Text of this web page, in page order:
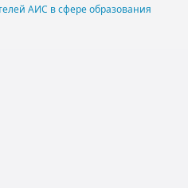
АИС в сфере образования